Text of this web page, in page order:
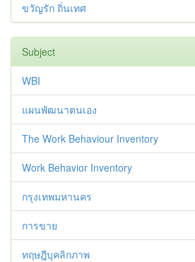
ขวัญรัก ถิ่นเทศ
Subject
WBI
แผนพัฒนาตนเอง
The Work Behaviour Inventory
Work Behavior Inventory
กรุงเทพมหานคร
การขาย
ทฤษฎีบุคลิกภาพ